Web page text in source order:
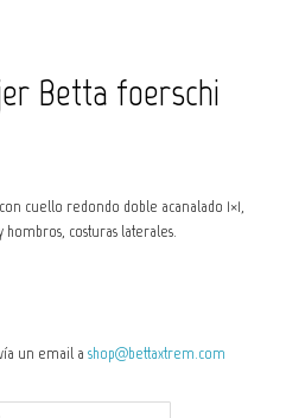
Betta foerschi
cuello redondo doble acanalado 1×1,
costuras laterales.
un email a shop@bettaxtrem.com